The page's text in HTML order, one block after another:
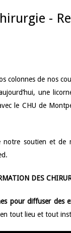
-
colonnes de nos
une
le CHU de
notre soutien et
DES
pour diffuser des
tout lieu et tout